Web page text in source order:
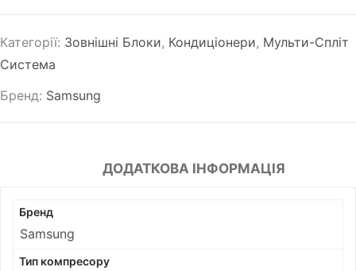
Категорії: Зовнішні Блоки, Кондиціонери, Мульти-Спліт
Система
Бренд: Samsung
ДОДАТКОВА ІНФОРМАЦІЯ
Бренд
Samsung
Тип компресору